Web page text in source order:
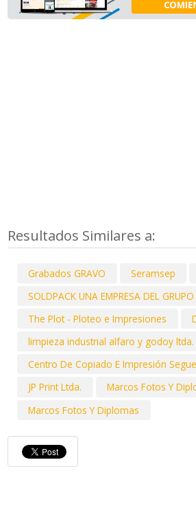
Resultados Similares a:
Grabados GRAVO Seramsep
SOLDPACK UNA EMPRESA DEL
The Plot - Ploteo e Impresiones
limpieza industrial alfaro y godoy ltda.
Centro De Copiado E Impresión
JP Print Ltda.
Marcos Fotos Y
Marcos Fotos Y Diplomas